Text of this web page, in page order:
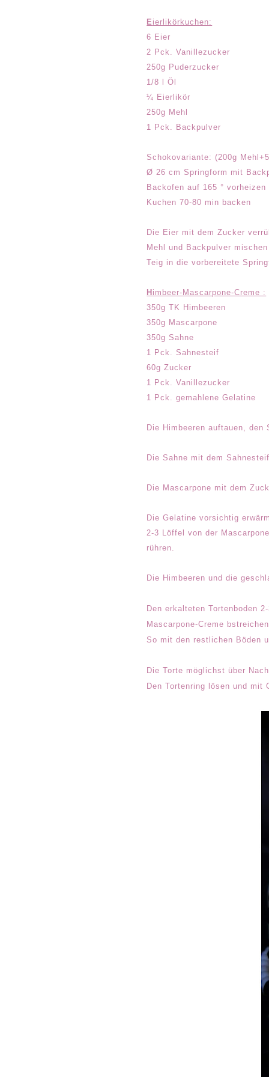
E ierlikörkuchen:
6 Eier
2 Pck. Vanillezucker
250g Puderzucker
1/8 l Öl
¼ Eierlikör
250g Mehl
1 Pck. Backpulver
Schokovariante: (200g
Ø 26 cm Springform mit
Backofen auf 165 ° vorheizen
Kuchen 70-80 min backen
Die Eier mit dem Zucker
Mehl und Backpulver
Teig in die vorbereitete
H imbeer-Mascarpone-Creme :
350g TK Himbeeren
350g Mascarpone
350g Sahne
1 Pck. Sahnesteif
60g Zucker
1 Pck. Vanillezucker
1 Pck. gemahlene Gelatine
Die Himbeeren auftauen,
Die Sahne mit dem
Die Mascarpone mit dem
Die Gelatine vorsichtig
2-3 Löffel von der
rühren.
Die Himbeeren und die
Den erkalteten Tortenboden
Mascarpone-Creme
So mit den restlichen Böden
Die Torte möglichst über
Den Tortenring lösen und mit